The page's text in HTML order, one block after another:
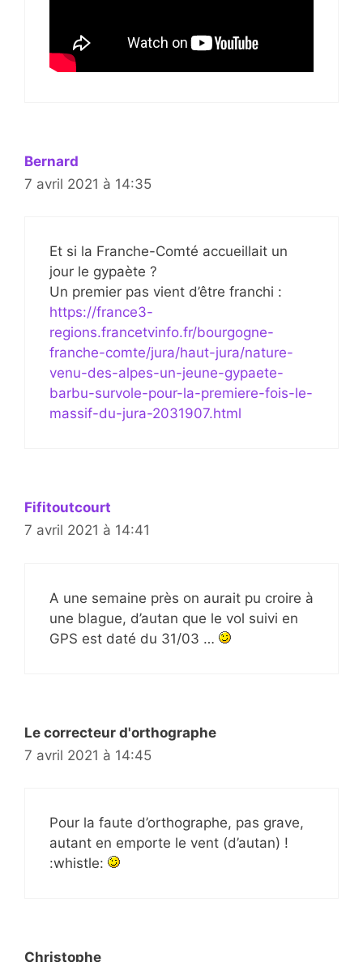
Bernard
7 avril 2021 à 14:35
Et si la Franche-Comté accueillait un
jour le gypaète ?
Un premier pas vient d’être franchi :
https://france3-
regions.francetvinfo.fr/bourgogne-
franche-comte/jura/haut-jura/nature-
venu-des-alpes-un-jeune-gypaete-
barbu-survole-pour-la-premiere-fois-le-
massif-du-jura-2031907.html
Fifitoutcourt
7 avril 2021 à 14:41
A une semaine près on aurait pu croire à
une blague, d’autan que le vol suivi en
GPS est daté du 31/03 …
Le correcteur d'orthographe
7 avril 2021 à 14:45
Pour la faute d’orthographe, pas grave,
autant en emporte le vent (d’autan) !
:whistle:
Christophe